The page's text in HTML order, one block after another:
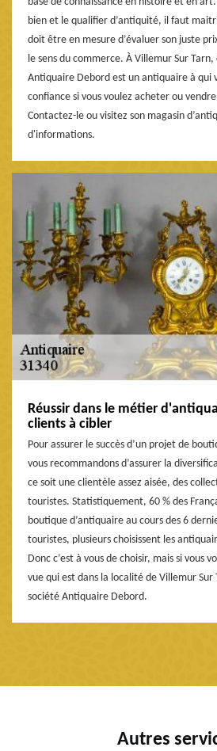
bien et le qualifier d’antiquité, il faut
doit être en mesure d’évaluer son juste
le sens du commerce. À Villemur Sur Tarn,
Antiquaire Debord est un antiquaire à qui
confiance si vous voulez acheter ou
Contactez-le ou visitez son magasin
d'informations.
Réussir dans le métier
clients à cibler
Pour assurer le succès d’un projet de
vous recommandons d’assurer la
ce soit une clientèle assez aisée, des
touristes. Statistiquement, 60 % des
boutique d’antiquaire au cours des 6
touristes, plusieurs choisissent les
Donc c’est à vous de choisir, mais si vous
vue qui est dans la localité de Villemur
société Antiquaire Debord.
Autres